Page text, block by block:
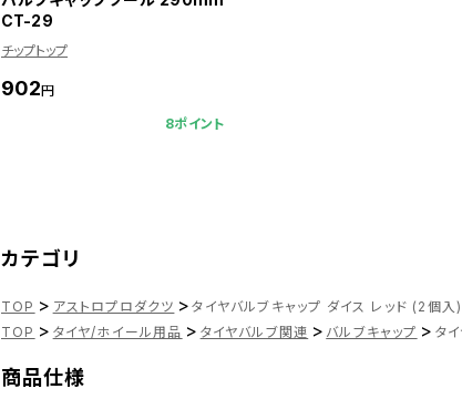
CT-29
チップトップ
902円
8ポイント
カテゴリ
TOP > アストロプロダクツ > タイヤバルブキャップ ダイス レッド (2個入)
TOP > タイヤ/ホイール用品 > タイヤバルブ関連 > バルブキャップ > タ
商品仕様